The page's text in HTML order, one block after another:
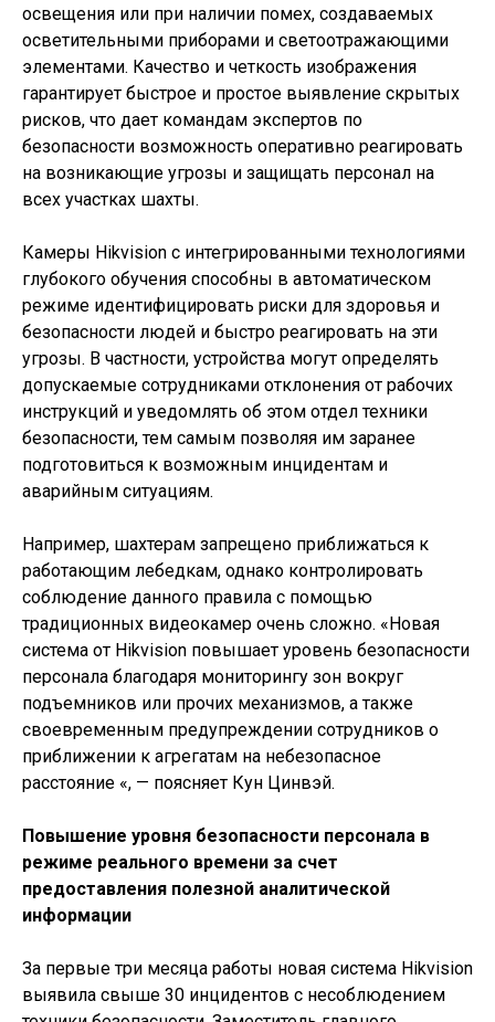
освещения или при наличии помех, создаваемых
осветительными приборами и светоотражающими
элементами. Качество и четкость изображения
гарантирует быстрое и простое выявление скрытых
рисков, что дает командам экспертов по
безопасности возможность оперативно реагировать
на возникающие угрозы и защищать персонал на
всех участках шахты.
Камеры Hikvision с интегрированными технологиями
глубокого обучения способны в автоматическом
режиме идентифицировать риски для здоровья и
безопасности людей и быстро реагировать на эти
угрозы. В частности, устройства могут определять
допускаемые сотрудниками отклонения от рабочих
инструкций и уведомлять об этом отдел техники
безопасности, тем самым позволяя им заранее
подготовиться к возможным инцидентам и
аварийным ситуациям.
Например, шахтерам запрещено приближаться к
работающим лебедкам, однако контролировать
соблюдение данного правила с помощью
традиционных видеокамер очень сложно. «Новая
система от Hikvision повышает уровень безопасности
персонала благодаря мониторингу зон вокруг
подъемников или прочих механизмов, а также
своевременным предупреждении сотрудников о
приближении к агрегатам на небезопасное
расстояние «, — поясняет Кун Цинвэй.
Повышение уровня безопасности персонала в
режиме реального времени за счет
предоставления полезной аналитической
информации
За первые три месяца работы новая система Hikvision
выявила свыше 30 инцидентов с несоблюдением